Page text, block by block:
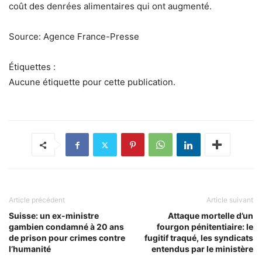
coût des denrées alimentaires qui ont augmenté.
Source: Agence France-Presse
Étiquettes :
Aucune étiquette pour cette publication.
Article précédent
Suisse: un ex-ministre
gambien condamné à 20 ans
de prison pour crimes contre
l’humanité
Article suivant
Attaque mortelle d’un
fourgon pénitentiaire: le
fugitif traqué, les syndicats
entendus par le ministère